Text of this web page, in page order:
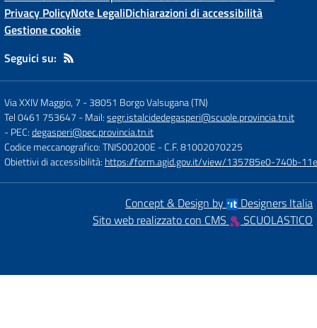
Privacy PolicyNote LegaliDichiarazioni di accessibilità
Gestione cookie
Seguici su:
Via XXIV Maggio, 7 -38051 Borgo Valsugana (TN)
Tel 0461 753647 - Mail:segr.istalcidedegasperi@scuole.provincia.tn.it
- PEC:degasperi@pec.provincia.tn.it
Codice meccanografico: TNIS00200E - C.F. 81002070225
Obiettivi di accessibilità: https://form.agid.gov.it/view/135785e0-740b-
Concept & Design by
Designers Italia
Sito web realizzato con CMS
SCUOLASTICO